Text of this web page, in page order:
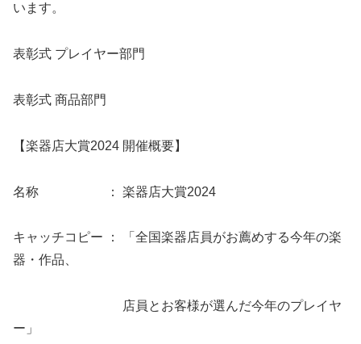
います。
表彰式 プレイヤー部門
表彰式 商品部門
【楽器店大賞2024 開催概要】
名称 ： 楽器店大賞2024
キャッチコピー ： 「全国楽器店員がお薦めする今年の楽
器・作品、
店員とお客様が選んだ今年のプレイヤ
ー」